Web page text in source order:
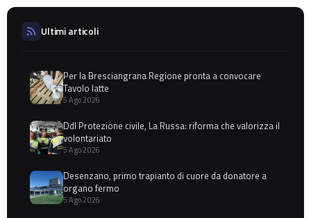
Ultimi articoli
Per la Bresciangrana Regione pronta a convocare
Tavolo latte
5 Ago 2026
Ddl Protezione civile, La Russa: riforma che valorizza il
volontariato
5 Ago 2026
Desenzano, primo trapianto di cuore da donatore a
organo fermo
5 Ago 2026